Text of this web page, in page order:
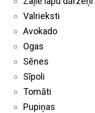
Valrieksti
Avokado
Ogas
Sēnes
Sīpoli
Tomāti
Pupiņas